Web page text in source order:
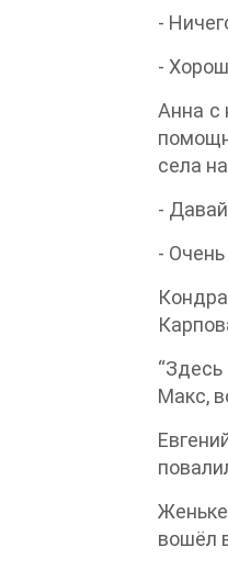
-
-
Анна с
села
-
-
Макс,
вошёл